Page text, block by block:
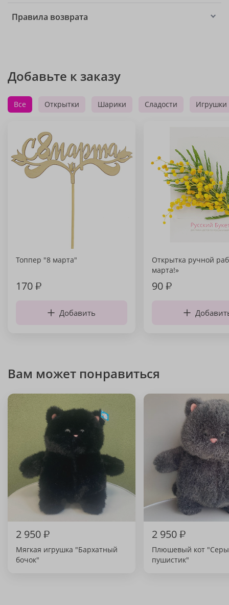
Правила возврата
Добавьте к заказу
Все Открытки Шарики Сладости Игрушки
Топпер "8 марта"
170₽
Добавить
Открытка ручной
марта!»
90₽
Вам может понравиться
2 950₽
Мягкая игрушка "Бархатный
бочок"
2 950₽
Плюшевый кот
пушистик"